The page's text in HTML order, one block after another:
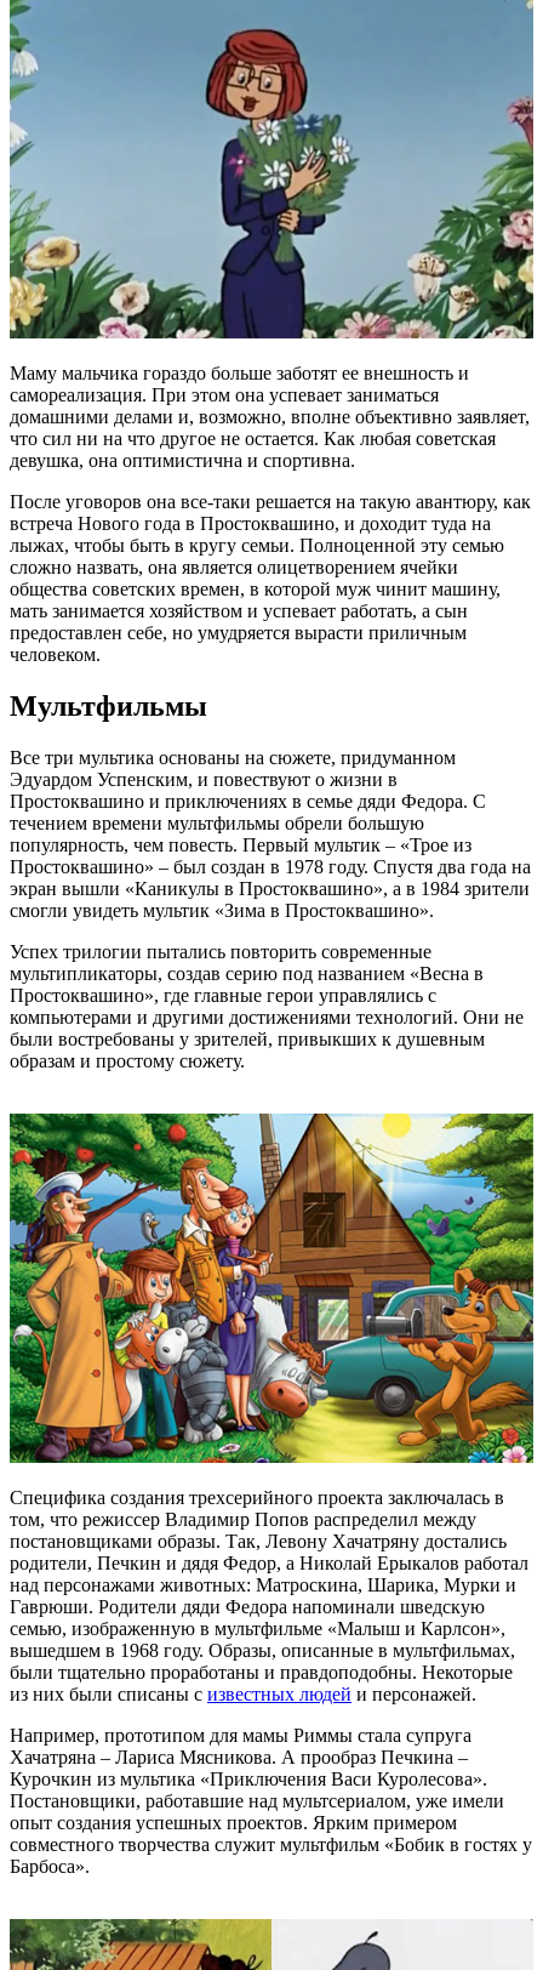
Маму мальчика гораздо больше заботят ее внешность и
самореализация. При этом она успевает заниматься
домашними делами и, возможно, вполне объективно заявляет,
что сил ни на что другое не остается. Как любая советская
девушка, она оптимистична и спортивна.
После уговоров она все-таки решается на такую авантюру, как
встреча Нового года в Простоквашино, и доходит туда на
лыжах, чтобы быть в кругу семьи. Полноценной эту семью
сложно назвать, она является олицетворением ячейки
общества советских времен, в которой муж чинит машину,
мать занимается хозяйством и успевает работать, а сын
предоставлен себе, но умудряется вырасти приличным
человеком.
Мультфильмы
Все три мультика основаны на сюжете, придуманном
Эдуардом Успенским, и повествуют о жизни в
Простоквашино и приключениях в семье дяди Федора. С
течением времени мультфильмы обрели большую
популярность, чем повесть. Первый мультик – «Трое из
Простоквашино» – был создан в 1978 году. Спустя два года на
экран вышли «Каникулы в Простоквашино», а в 1984 зрители
смогли увидеть мультик «Зима в Простоквашино».
Успех трилогии пытались повторить современные
мультипликаторы, создав серию под названием «Весна в
Простоквашино», где главные герои управлялись с
компьютерами и другими достижениями технологий. Они не
были востребованы у зрителей, привыкших к душевным
образам и простому сюжету.
Специфика создания трехсерийного проекта заключалась в
том, что режиссер Владимир Попов распределил между
постановщиками образы. Так, Левону Хачатряну достались
родители, Печкин и дядя Федор, а Николай Ерыкалов работал
над персонажами животных: Матроскина, Шарика, Мурки и
Гаврюши. Родители дяди Федора напоминали шведскую
семью, изображенную в мультфильме «Малыш и Карлсон»,
вышедшем в 1968 году. Образы, описанные в мультфильмах,
были тщательно проработаны и правдоподобны. Некоторые
из них были списаны с известных людей и персонажей.
Например, прототипом для мамы Риммы стала супруга
Хачатряна – Лариса Мясникова. А прообраз Печкина –
Курочкин из мультика «Приключения Васи Куролесова».
Постановщики, работавшие над мультсериалом, уже имели
опыт создания успешных проектов. Ярким примером
совместного творчества служит мультфильм «Бобик в гостях у
Барбоса».